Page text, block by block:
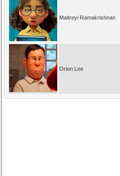
Maitreyi Ramakrishnan
Orion Lee